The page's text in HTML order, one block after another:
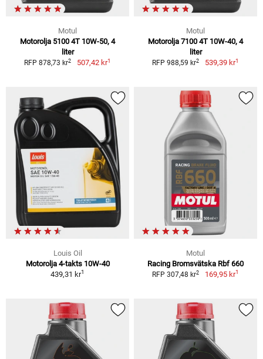
Motul
Motorolja 5100 4T 10W-50, 4
liter
RFP 878,73 kr2 507,42 kr1
Motul
Motorolja 7100 4T 10W-40, 4
liter
RFP 988,59 kr2 539,39 kr1
Louis Oil
Motorolja 4-takts 10W-40
439,31 kr1
Motul
Racing Bromsvätska Rbf 660
RFP 307,48 kr2 169,95 kr1